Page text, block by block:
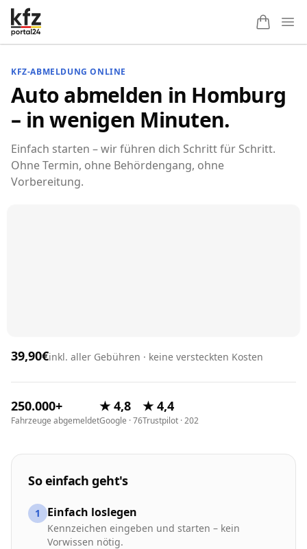
KFZ-ABMELDUNG ONLINE
Auto abmelden in Homburg
– in wenigen Minuten.
Einfach starten – wir führen dich Schritt für Schritt.
Ohne Termin, ohne Behördengang, ohne
Vorbereitung.
39,90€inkl. aller Gebühren · keine versteckten Kosten
250.000+
Fahrzeuge abgemeldet
★ 4,8
Google · 76
★ 4,4
Trustpilot · 202
So einfach geht's
1 Einfach loslegen
Kennzeichen eingeben und starten – kein
Vorwissen nötig.